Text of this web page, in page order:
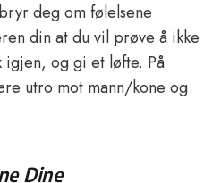
deg om følelsene
din at du vil prøve å ikke
og gi et løfte. På
utro mot mann/kone og
Dine